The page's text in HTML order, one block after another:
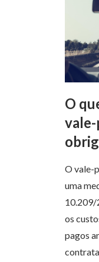
O
O vale-
uma
10.209/
os
pagos